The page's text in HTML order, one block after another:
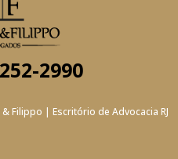
2990
Filippo | Escritório de Advocacia RJ